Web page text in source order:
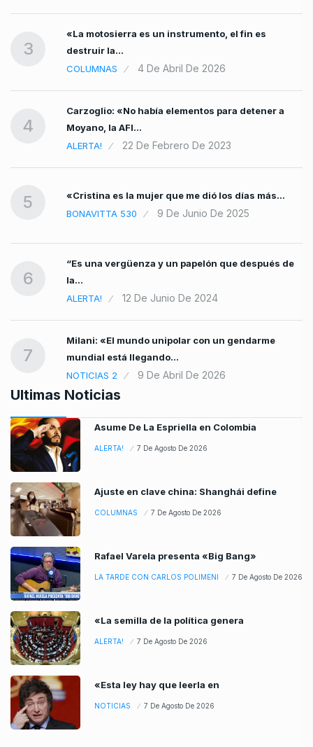
3
«La motosierra es un instrumento, el fin es
destruir la…
COLUMNAS
4 De Abril De 2026
4
Carzoglio: «No había elementos para detener a
Moyano, la AFI…
ALERTA!
22 De Febrero De 2023
5
«Cristina es la mujer que me dió los días más…
BONAVITTA 530
9 De Junio De 2025
6
“Es una vergüenza y un papelón que después de
la…
ALERTA!
12 De Junio De 2024
7
Milani: «El mundo unipolar con un gendarme
mundial está llegando…
NOTICIAS 2
9 De Abril De 2026
Ultimas Noticias
Asume De La Espriella en Colombia
ALERTA! 7 De Agosto De 2026
Ajuste en clave china: Shanghái define
COLUMNAS 7 De Agosto De 2026
Rafael Varela presenta «Big Bang»
LA TARDE CON CARLOS POLIMENI 7 De Agosto De 2026
«La semilla de la política genera
ALERTA! 7 De Agosto De 2026
«Esta ley hay que leerla en
NOTICIAS 7 De Agosto De 2026